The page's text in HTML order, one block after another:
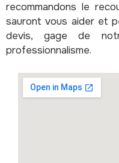
recommandons le
sauront vous aider et
devis, gage de
professionnalisme.